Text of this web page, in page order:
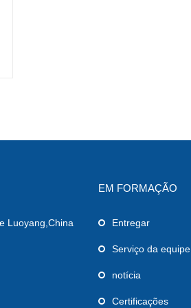
Luoyang,China
EM FORMAÇÃO
Entregar
Serviço da equipe
notícia
Certificações